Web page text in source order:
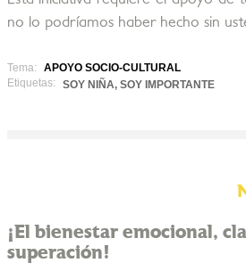
no lo podríamos haber hecho sin
Tema:
APOYO SOCIO-CULTURAL
Etiquetas:
SOY NIÑA, SOY IMPORTANTE
¡El bienestar emocional,
superación!